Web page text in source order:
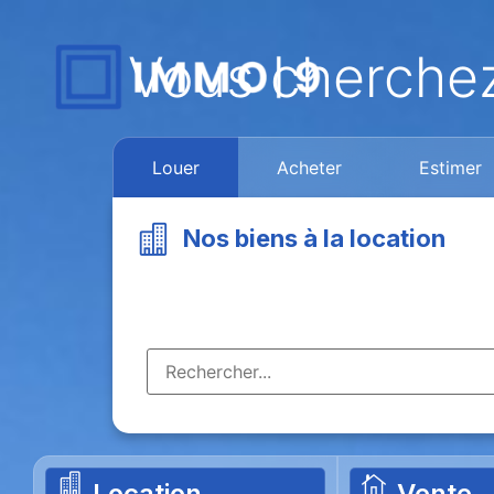
Vous
Louer Acheter Estimer
Nos biens à la location